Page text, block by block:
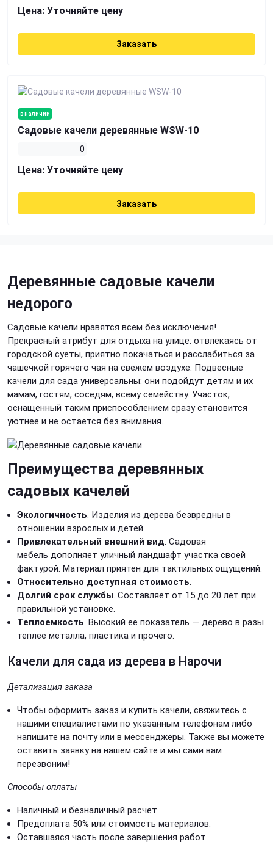
Цена: Уточняйте цену
Заказать
в наличии
Садовые качели деревянные WSW-10
0
Цена: Уточняйте цену
Заказать
Деревянные садовые качели
недорого
Садовые качели нравятся всем без исключения!
Прекрасный атрибут для отдыха на улице: отвлекаясь от
городской суеты, приятно покачаться и расслабиться за
чашечкой горячего чая на свежем воздухе. Подвесные
качели для сада универсальны: они подойдут детям и их
мамам, гостям, соседям, всему семейству. Участок,
оснащенный таким приспособлением сразу становится
уютнее и не остается без внимания.
Преимущества деревянных
садовых качелей
Экологичность. Изделия из дерева безвредны в
отношении взрослых и детей.
Привлекательный внешний вид. Садовая
мебель дополняет уличный ландшафт участка своей
фактурой. Материал приятен для тактильных ощущений.
Относительно доступная стоимость.
Долгий срок службы. Составляет от 15 до 20 лет при
правильной установке.
Теплоемкость. Высокий ее показатель — дерево в разы
теплее металла, пластика и прочего.
Качели для сада из дерева в Нарочи
Детализация заказа
Чтобы оформить заказ и купить качели, свяжитесь с
нашими специалистами по указанным телефонам либо
напишите на почту или в мессенджеры. Также вы можете
оставить заявку на нашем сайте и мы сами вам
перезвоним!
Способы оплаты
Наличный и безналичный расчет.
Предоплата 50% или стоимость материалов.
Оставшаяся часть после завершения работ.